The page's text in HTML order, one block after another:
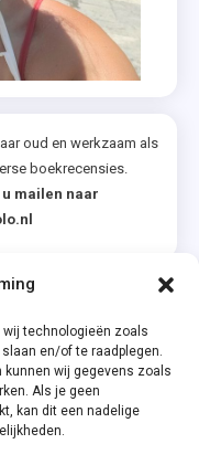
wij technologieën zoals
en/of te raadplegen.
wij gegevens zoals
Als je geen
kan dit een nadelige
oud en werkzaam als
boekrecensies.
mailen naar